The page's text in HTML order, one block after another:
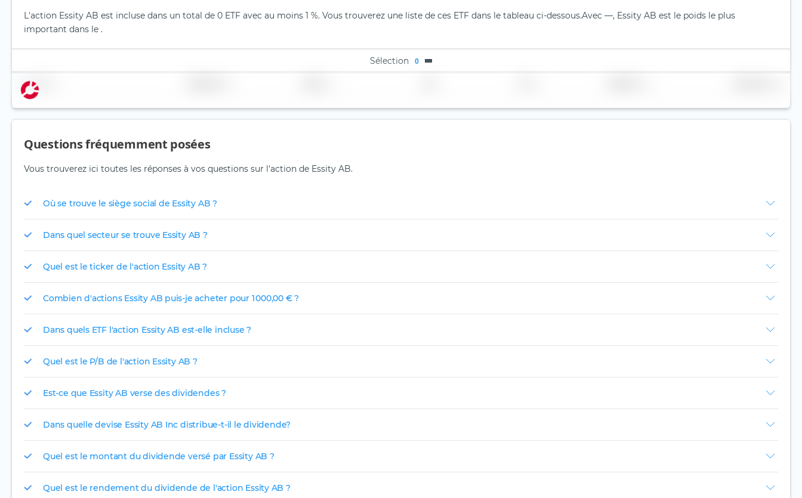
L'action Essity AB est incluse dans un total de 0 ETF avec au moins 1 %. Vous trouverez une liste de ces ETF dans le tableau ci-dessous.Avec —, Essity AB est le poids le plus
important dans le .
Sélection 0
Nom
Questions fréquemment posées
Vous trouverez ici toutes les réponses à vos questions sur l'action de Essity AB.
Où se trouve le siège social de Essity AB ?
Dans quel secteur se trouve Essity AB ?
Quel est le ticker de l'action Essity AB ?
Combien d'actions Essity AB puis-je acheter pour 1 000,00 € ?
Dans quels ETF l'action Essity AB est-elle incluse ?
Quel est le P/B de l'action Essity AB ?
Est-ce que Essity AB verse des dividendes ?
Dans quelle devise Essity AB Inc distribue-t-il le dividende?
Quel est le montant du dividende versé par Essity AB ?
Quel est le rendement du dividende de l'action Essity AB ?